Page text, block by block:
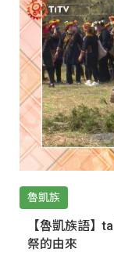
魯凱族
【魯凱族語】
祭的由來